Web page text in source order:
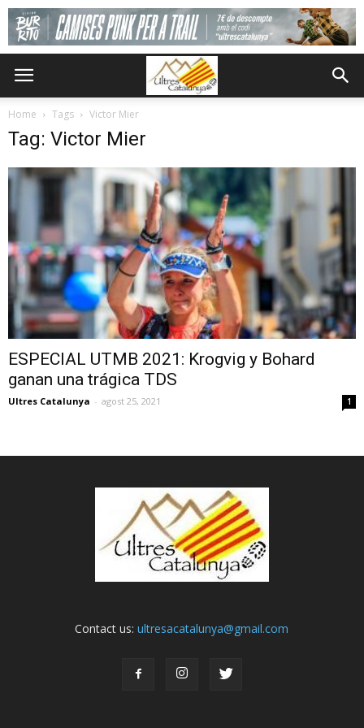
Home Tags Victor Mier
Tag: Victor Mier
ESPECIAL UTMB 2021: Krogvig y Bohard
ganan una trágica TDS
Ultres Catalunya - agost 25, 2021 1
Contact us:ultresacatalunya@gmail.com